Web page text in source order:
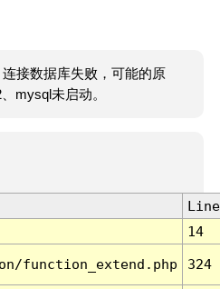
接数据库失败，可能的原
mysql未启动。
Line
14
function_extend.php 324